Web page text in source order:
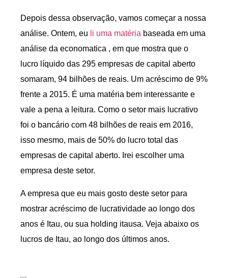
Depois dessa observação, vamos começar a nossa
análise. Ontem, eu li uma matéria baseada em uma
análise da economatica , em que mostra que o
lucro líquido das 295 empresas de capital aberto
somaram, 94 bilhões de reais. Um acréscimo de 9%
frente a 2015. É uma matéria bem interessante e
vale a pena a leitura. Como o setor mais lucrativo
foi o bancário com 48 bilhões de reais em 2016,
isso mesmo, mais de 50% do lucro total das
empresas de capital aberto. Irei escolher uma
empresa deste setor.
A empresa que eu mais gosto deste setor para
mostrar acréscimo de lucratividade ao longo dos
anos é Itau, ou sua holding itausa. Veja abaixo os
lucros de Itau, ao longo dos últimos anos.